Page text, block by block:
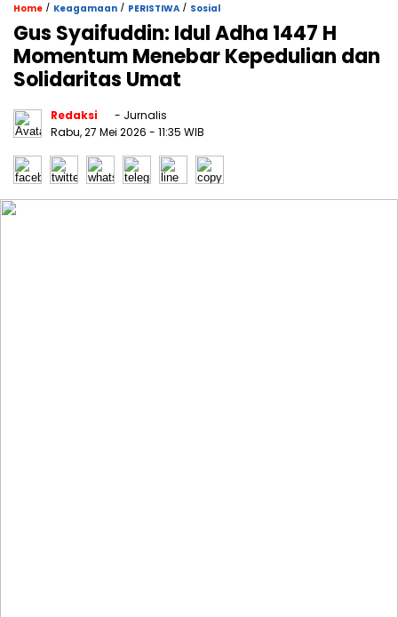
Home / Keagamaan / PERISTIWA / Sosial
Gus Syaifuddin: Idul Adha 1447 H
Momentum Menebar Kepedulian dan
Solidaritas Umat
Redaksi
- Jurnalis
Rabu, 27 Mei 2026 - 11:35 WIB